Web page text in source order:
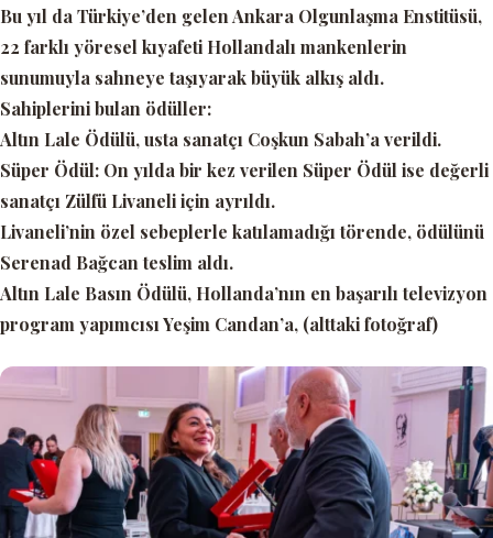
Bu yıl da Türkiye’den gelen Ankara Olgunlaşma Enstitüsü,
22 farklı yöresel kıyafeti Hollandalı mankenlerin
sunumuyla sahneye taşıyarak büyük alkış aldı.
Sahiplerini bulan ödüller:
Altın Lale Ödülü,usta sanatçı Coşkun Sabah’a verildi.
Süper Ödül: On yılda bir kez verilen Süper Ödül ise değerli
sanatçı Zülfü Livaneli için ayrıldı.
Livaneli’nin özel sebeplerle katılamadığı törende, ödülünü
Serenad Bağcan teslim aldı.
Altın Lale Basın Ödülü, Hollanda’nın en başarılı televizyon
program yapımcısı Yeşim Candan’a, (alttaki fotoğraf)